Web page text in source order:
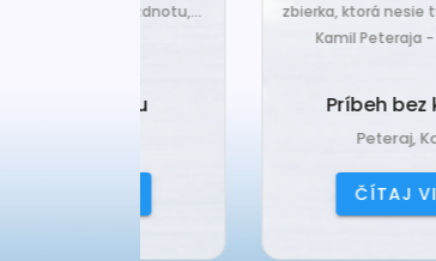
zbierka, ktorá nesie typický rukopis
Kamil Peteraja - hravosť...
Príbeh bez konca
Peteraj, Kamil
ČÍTAJ VIAC